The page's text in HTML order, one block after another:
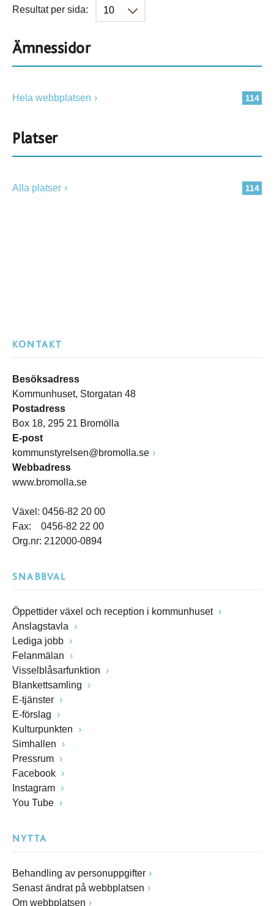
Resultat per sida:
Ämnessidor
114
Hela webbplatsen
Platser
114
Alla platser
KONTAKT
Besöksadress
Kommunhuset, Storgatan 48
Postadress
Box 18, 295 21 Bromölla
E-post
kommunstyrelsen@bromolla.se
Webbadress
www.bromolla.se
Växel: 0456-82 20 00
Fax: 0456-82 22 00
Org.nr: 212000-0894
SNABBVAL
Öppettider växel och reception i kommunhuset
Anslagstavla
Lediga jobb
Felanmälan
Visselblåsarfunktion
Blankettsamling
E-tjänster
E-förslag
Kulturpunkten
Simhallen
Pressrum
Facebook
Instagram
You Tube
NYTTA
Behandling av personuppgifter
Senast ändrat på webbplatsen
Om webbplatsen